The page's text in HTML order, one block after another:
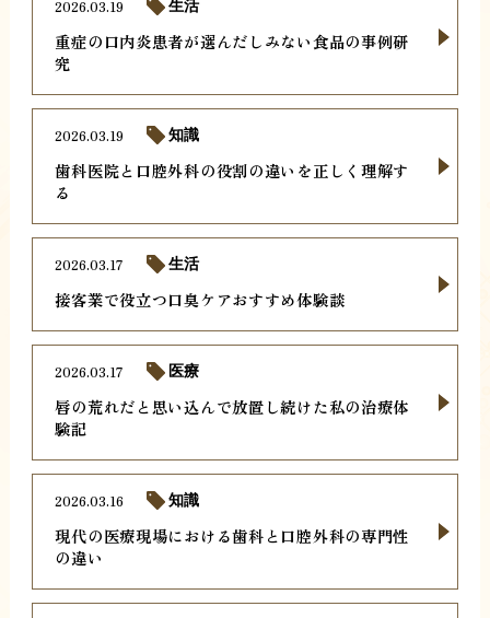
重症の口内炎患者が選んだしみない食品の事例研
究
2026.03.19 生活
歯科医院と口腔外科の役割の違いを正しく理解す
る
2026.03.19 知識
接客業で役立つ口臭ケアおすすめ体験談
2026.03.17 生活
唇の荒れだと思い込んで放置し続けた私の治療体
験記
2026.03.17 医療
現代の医療現場における歯科と口腔外科の専門性
の違い
2026.03.16 知識